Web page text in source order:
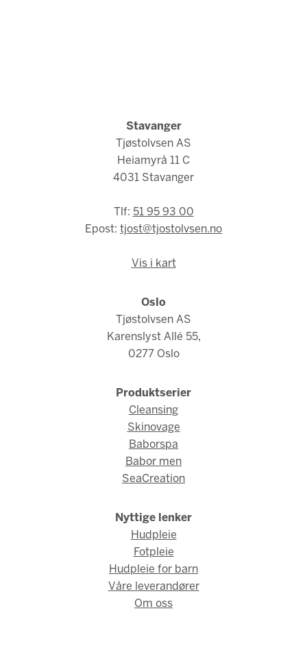
Stavanger
Tjøstolvsen AS
Heiamyrå 11 C
4031 Stavanger
Tlf: 51 95 93 00
Epost: tjost@tjostolvsen.no
Vis i kart
Oslo
Tjøstolvsen AS
Karenslyst Allé 55,
0277 Oslo
Produktserier
Cleansing
Skinovage
Baborspa
Babor men
SeaCreation
Nyttige lenker
Hudpleie
Fotpleie
Hudpleie for barn
Våre leverandører
Om oss